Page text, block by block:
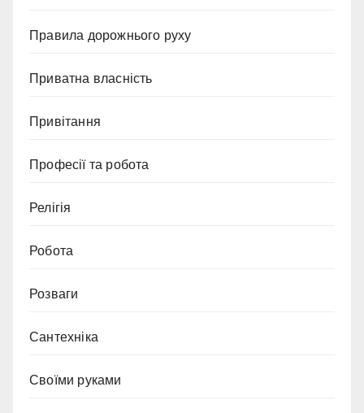
Правила дорожнього руху
Приватна власність
Привітання
Професії та робота
Релігія
Робота
Розваги
Сантехніка
Своїми руками